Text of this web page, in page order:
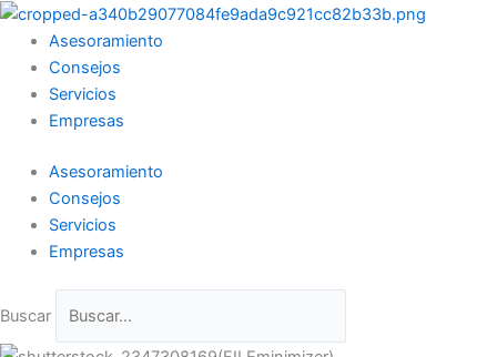
Ir
contenido
Asesoramiento
Consejos
Servicios
Empresas
Asesoramiento
Consejos
Servicios
Empresas
Buscar